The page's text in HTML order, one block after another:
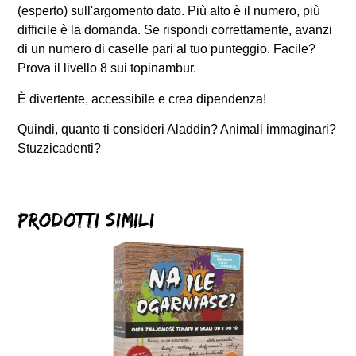
(esperto) sull'argomento dato. Più alto è il numero, più
difficile è la domanda. Se rispondi correttamente, avanzi
di un numero di caselle pari al tuo punteggio. Facile?
Prova il livello 8 sui topinambur.
È divertente, accessibile e crea dipendenza!
Quindi, quanto ti consideri Aladdin? Animali immaginari?
Stuzzicadenti?
Prodotti simili